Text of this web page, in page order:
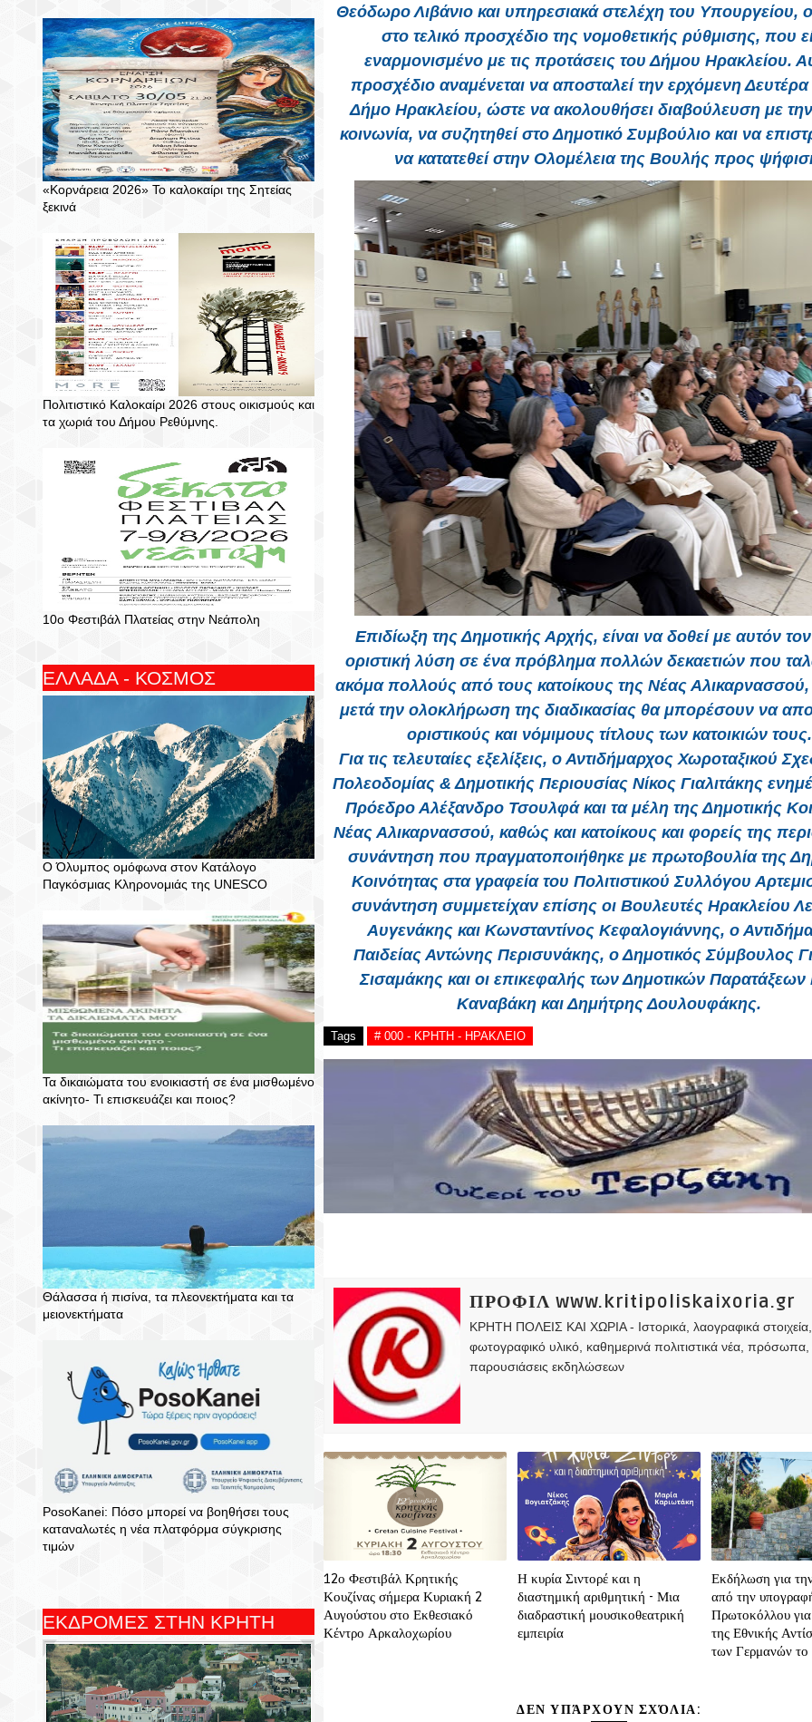
«Κορνάρεια 2026» Το καλοκαίρι της Σητείας
ξεκινά
Πολιτιστικό Καλοκαίρι 2026 στους οικισμούς και
τα χωριά του Δήμου Ρεθύμνης.
10ο Φεστιβάλ Πλατείας στην Νεάπολη
ΕΛΛΑΔΑ - ΚΟΣΜΟΣ
Ο Όλυμπος ομόφωνα στον Κατάλογο
Παγκόσμιας Κληρονομιάς της UNESCO
Τα δικαιώματα του ενοικιαστή σε ένα μισθωμένο
ακίνητο- Τι επισκευάζει και ποιος?
Θάλασσα ή πισίνα, τα πλεονεκτήματα και τα
μειονεκτήματα
PosoKanei: Πόσο μπορεί να βοηθήσει τους
καταναλωτές η νέα πλατφόρμα σύγκρισης
τιμών
ΕΚΔΡΟΜΕΣ ΣΤΗΝ ΚΡΗΤΗ
Θεόδωρο Λιβάνιο και υπηρεσιακά στελέχη του Υπουργείου,
στο τελικό προσχέδιο της νομοθετικής ρύθμισης, που
εναρμονισμένο με τις προτάσεις του Δήμου Ηρακλείου.
προσχέδιο αναμένεται να αποσταλεί την ερχόμενη
Δήμο Ηρακλείου, ώστε να ακολουθήσει διαβούλευση με
κοινωνία, να συζητηθεί στο Δημοτικό Συμβούλιο και να
να κατατεθεί στην Ολομέλεια της Βουλής προς
Επιδίωξη της Δημοτικής Αρχής, είναι να δοθεί με αυτόν
οριστική λύση σε ένα πρόβλημα πολλών δεκαετιών που
ακόμα πολλούς από τους κατοίκους της Νέας Αλικαρνασσού,
μετά την ολοκλήρωση της διαδικασίας θα μπορέσουν να
οριστικούς και νόμιμους τίτλους των κατοικιών τους.
Για τις τελευταίες εξελίξεις, ο Αντιδήμαρχος Χωροταξικού
Πολεοδομίας & Δημοτικής Περιουσίας Νίκος Γιαλιτάκης
Πρόεδρο Αλέξανδρο Τσουλφά και τα μέλη της Δημοτικής
Νέας Αλικαρνασσού, καθώς και κατοίκους και φορείς της
συνάντηση που πραγματοποιήθηκε με πρωτοβουλία της
Κοινότητας στα γραφεία του Πολιτιστικού Συλλόγου
συνάντηση συμμετείχαν επίσης οι Βουλευτές Ηρακλείου
Αυγενάκης και Κωνσταντίνος Κεφαλογιάννης, ο
Παιδείας Αντώνης Περισυνάκης, ο Δημοτικός Σύμβουλος
Σισαμάκης και οι επικεφαλής των Δημοτικών Παρατάξεων
Καναβάκη και Δημήτρης Δουλουφάκης.
Tags # 000 - ΚΡΗΤΗ - ΗΡΑΚΛΕΙΟ
ΠΡΟΦΙΛ www.kritipoliskaixoria.gr
ΚΡΗΤΗ ΠΟΛΕΙΣ ΚΑΙ ΧΩΡΙΑ - Ιστορικά, λαογραφικά
φωτογραφικό υλικό, καθημερινά πολιτιστικά νέα, πρόσωπα,
παρουσιάσεις εκδηλώσεων
12ο Φεστιβάλ Κρητικής
Κουζίνας σήμερα Κυριακή 2
Αυγούστου στο Εκθεσιακό
Κέντρο Αρκαλοχωρίου
Η κυρία Σιντορέ και η
διαστημική αριθμητική - Μια
διαδραστική μουσικοθεατρική
εμπειρία
Εκδήλωση για
από την
Πρωτοκόλλου
της Εθνικής
των Γερμανών
ΔΕΝ ΥΠΆΡΧΟΥΝ ΣΧΌΛΙΑ: